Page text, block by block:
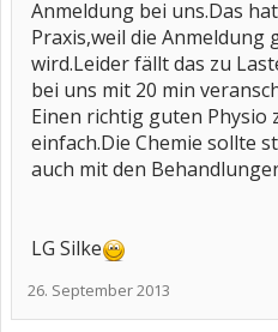
Anmeldung bei uns.Das
Praxis,weil die Anmeldung
wird.Leider fällt das zu
bei uns mit 20 min
Einen richtig guten Physio
einfach.Die Chemie sollte
auch mit den
LG Silke
26. September 2013